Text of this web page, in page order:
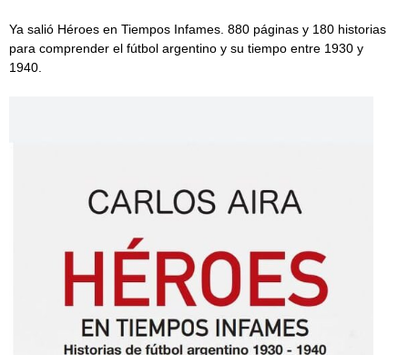
Ya salió Héroes en Tiempos Infames. 880 páginas y 180 historias
para comprender el fútbol argentino y su tiempo entre 1930 y
1940.